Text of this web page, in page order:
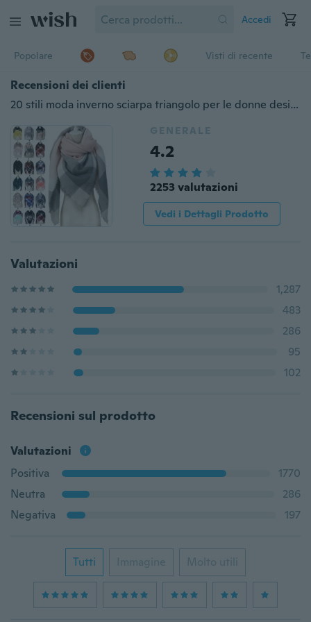
Accedi
Popolare Visti di recente
Recensioni dei clienti
20 stili moda inverno sciarpa triangolo per le donne designer del marchio scialle in pashmina sciarpe in cashmere sciarpe coperta scialli in cashmere sciarpe delle donne
GENERALE
4.2
2253 valutazioni
Vedi i Dettagli Prodotto
Valutazioni
1,287
483
286
95
102
Recensioni sul prodotto
Valutazioni
Positiva
1770
Neutra
286
Negativa
197
Tutti Immagine Molto utili